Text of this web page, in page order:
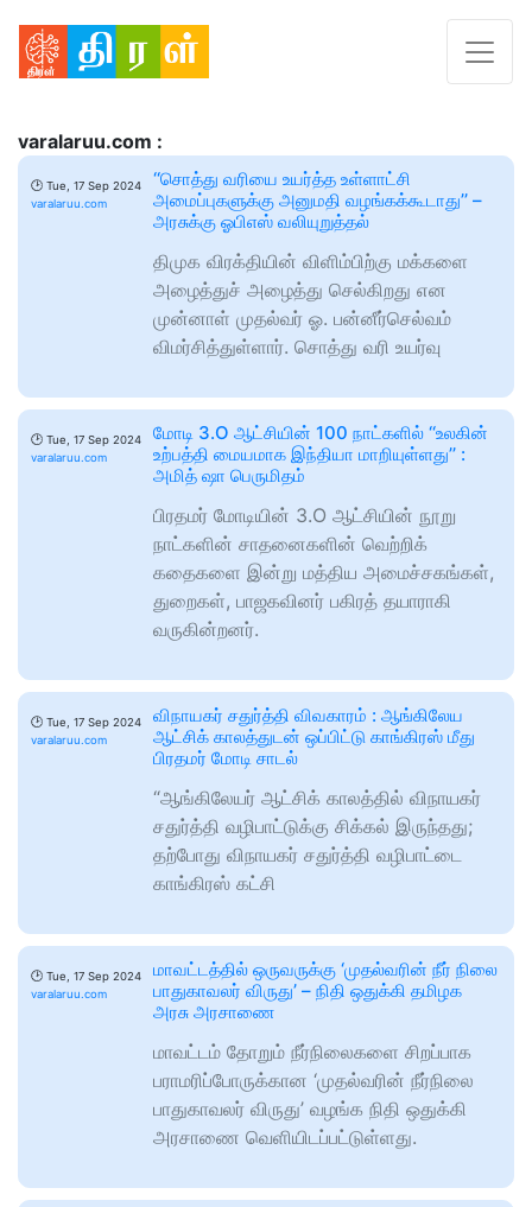
varalaruu.com :
🕑 Tue, 17 Sep 2024
varalaruu.com
‘‘சொத்து வரியை உயர்த்த உள்ளாட்சி
அமைப்புகளுக்கு அனுமதி வழங்கக்கூடாது’’ –
அரசுக்கு ஓபிஎஸ் வலியுறுத்தல்
திமுக விரக்தியின் விளிம்பிற்கு மக்களை
அழைத்துச் அழைத்து செல்கிறது என
முன்னாள் முதல்வர் ஓ. பன்னீர்செல்வம்
விமர்சித்துள்ளார். சொத்து வரி உயர்வு
🕑 Tue, 17 Sep 2024
varalaruu.com
மோடி 3.O ஆட்சியின் 100 நாட்களில் ‘‘உலகின்
உற்பத்தி மையமாக இந்தியா மாறியுள்ளது’’ :
அமித் ஷா பெருமிதம்
பிரதமர் மோடியின் 3.O ஆட்சியின் நூறு
நாட்களின் சாதனைகளின் வெற்றிக்
கதைகளை இன்று மத்திய அமைச்சகங்கள்,
துறைகள், பாஜகவினர் பகிரத் தயாராகி
வருகின்றனர்.
🕑 Tue, 17 Sep 2024
varalaruu.com
விநாயகர் சதுர்த்தி விவகாரம் : ஆங்கிலேய
ஆட்சிக் காலத்துடன் ஒப்பிட்டு காங்கிரஸ் மீது
பிரதமர் மோடி சாடல்
“ஆங்கிலேயர் ஆட்சிக் காலத்தில் விநாயகர்
சதுர்த்தி வழிபாட்டுக்கு சிக்கல் இருந்தது;
தற்போது விநாயகர் சதுர்த்தி வழிபாட்டை
காங்கிரஸ் கட்சி
🕑 Tue, 17 Sep 2024
varalaruu.com
மாவட்டத்தில் ஒருவருக்கு ‘முதல்வரின் நீர் நிலை
பாதுகாவலர் விருது’ – நிதி ஒதுக்கி தமிழக
அரசு அரசாணை
மாவட்டம் தோறும் நீர்நிலைகளை சிறப்பாக
பராமரிப்போருக்கான ‘முதல்வரின் நீர்நிலை
பாதுகாவலர் விருது’ வழங்க நிதி ஒதுக்கி
அரசாணை வெளியிடப்பட்டுள்ளது.